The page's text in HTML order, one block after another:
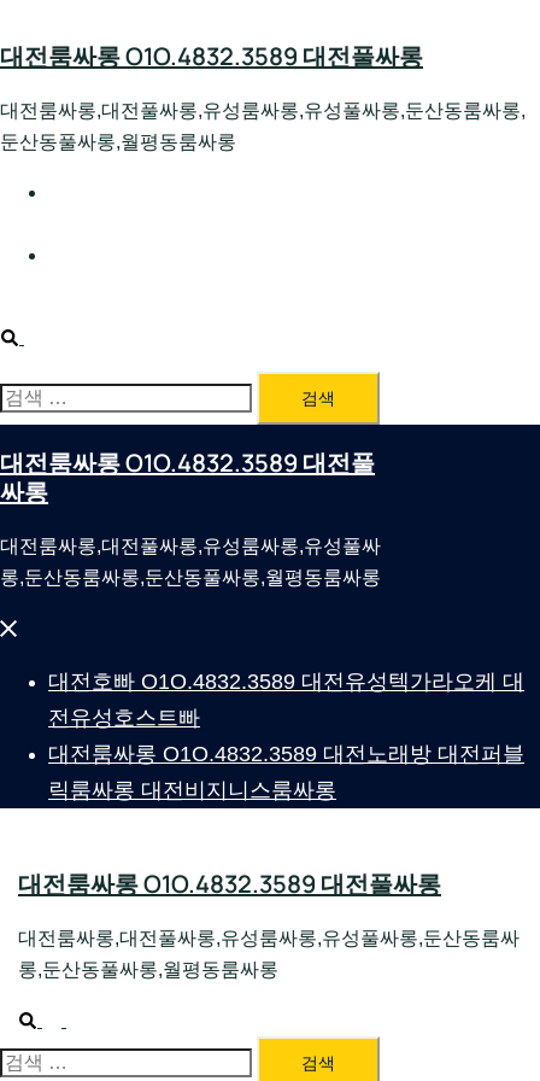
to
대전룸싸롱 O1O.4832.3589 대전풀싸롱
대전룸싸롱,대전풀싸롱,유성룸싸롱,유성풀싸롱,둔산동룸싸롱,
둔산동풀싸롱,월평동룸싸롱
Search
검
색:
대전룸싸롱 O1O.4832.3589 대전풀
싸롱
대전룸싸롱,대전풀싸롱,유성룸싸롱,유성풀싸
롱,둔산동룸싸롱,둔산동풀싸롱,월평동룸싸롱
Close
대전호빠 O1O.4832.3589 대전유성텍가라오케 대
전유성호스트빠
대전룸싸롱 O1O.4832.3589 대전노래방 대전퍼블
릭룸싸롱 대전비지니스룸싸롱
대전룸싸롱 O1O.4832.3589 대전풀싸롱
대전룸싸롱,대전풀싸롱,유성룸싸롱,유성풀싸롱,둔산동룸싸
롱,둔산동풀싸롱,월평동룸싸롱
Search
menu
검